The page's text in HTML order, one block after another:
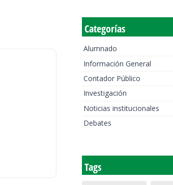
Categorías
Alumnado
Información General
Contador Público
Investigación
Noticias institucionales
Debates
Tags